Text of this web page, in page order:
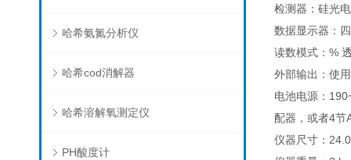
哈希氨氮分析仪
哈希cod消解器
哈希溶解氧测定仪
PH酸度计
检测器：硅光
数据显示器：
读数模式：%
外部输出：使
电池电源：
配器，或者4节
仪器尺寸：